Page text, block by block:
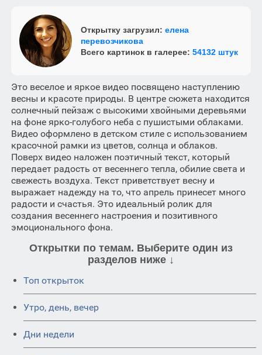
Открытку загрузил: елена
перевозчикова
Всего картинок в галерее: 54132 штук
Это веселое и яркое видео посвящено наступлению
весны и красоте природы. В центре сюжета находится
солнечный пейзаж с высокими хвойными деревьями
на фоне ярко-голубого неба с пушистыми облаками.
Видео оформлено в детском стиле с использованием
красочной рамки из цветов, солнца и облаков.
Поверх видео наложен поэтичный текст, который
передает радость от весеннего тепла, обилие света и
свежесть воздуха. Текст приветствует весну и
выражает надежду на то, что апрель принесет много
радости и счастья. Это идеальный ролик для
создания весеннего настроения и позитивного
эмоционального фона.
Открытки по темам. Выберите один из
разделов ниже ↓
Топ открыток
Утро, день, вечер
Дни недели